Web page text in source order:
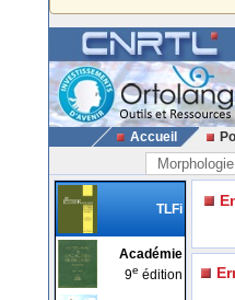
Accueil
Morphologie
TLFi
Académie
9e édition